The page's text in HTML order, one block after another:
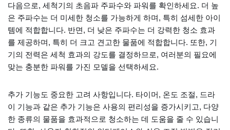
다음으로, 세척기의 초음파 주파수와 파워를 확인하세요. 더 높
은 주파수는 더 미세한 청소를 가능하게 하며, 특히 섬세한 아이
템에 적합합니다. 반면, 더 낮은 주파수는 더 강력한 청소 효과
를 제공하며, 특히 더 크고 견고한 물품에 적합합니다. 또한, 기
기의 전력은 세척 효과의 강도를 결정하므로, 여러분의 필요에
맞는 충분한 파워를 가진 모델을 선택하세요.
추가 기능도 중요한 고려 사항입니다. 타이머, 온도 조절, 드라
이 기능과 같은 추가 기능은 사용의 편리성을 증가시키고, 다양
한 종류의 물품을 효과적으로 청소하는 데 도움을 줄 수 있습니